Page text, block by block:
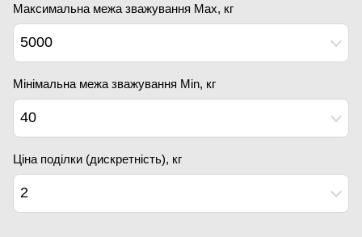
Максимальна межа зважування Мах, кг
5000
Мінімальна межа зважування Min, кг
40
Ціна поділки (дискретність), кг
2